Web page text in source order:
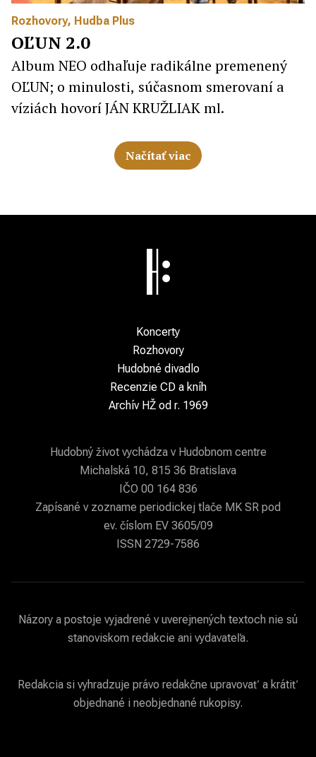
Rozhovory, Hudba Plus
OĽUN 2.0
Album NEO odhaľuje radikálne premenený
OĽUN; o minulosti, súčasnom smerovaní a
víziách hovorí JÁN KRUŽLIAK ml.
Načítať viac
Koncerty
Rozhovory
Hudobné divadlo
Recenzie CD a kníh
Archív HŽ od r. 1969
Hudobný život vychádza v Hudobnom centre
Michalská 10, 815 36 Bratislava
IČO 00 164 836
Zapísané v zozname periodickej tlače MK SR pod
ev. číslom EV 3605/09
ISSN 2729-7586
Názory a postoje vyjadrené v uverejnených textoch nie sú
stanoviskom redakcie ani vydavateľa.
Redakcia si vyhradzuje právo redakčne upravovať a krátiť
objednané i neobjednané rukopisy.